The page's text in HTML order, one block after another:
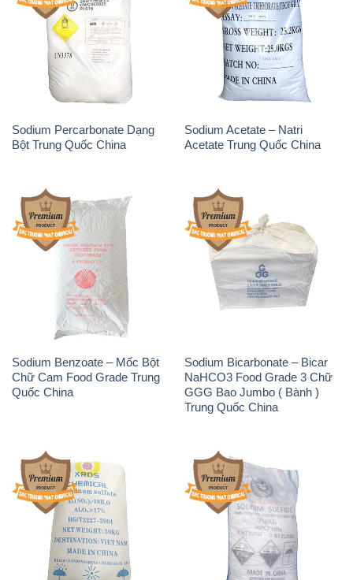
Sodium Percarbonate Dạng
Bột Trung Quốc China
Sodium Acetate – Natri
Acetate Trung Quốc China
Sodium Benzoate – Mốc Bột
Chữ Cam Food Grade Trung
Quốc China
Sodium Bicarbonate – Bicar
NaHCO3 Food Grade 3 Chữ
GGG Bao Jumbo ( Bành )
Trung Quốc China
Phèn Nhôm – Al2(SO4)3 17%
Trung Quốc China
Sodium Sulfide NA2S – Đá
Thối Liyuan Trung Quốc China